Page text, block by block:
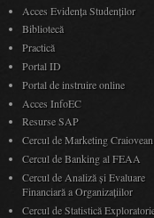
Acces Evidenţa Studenţilor
Bibliotecă
Practică
Portal ID
Portal de instruire online
Acces InfoEC
Resurse SAP
Cercul de Marketing Craiovean
Cercul de Banking al FEAA
Cercul de Analiză și Evaluare
Financiară a Organizațiilor
Cercul de Statistică